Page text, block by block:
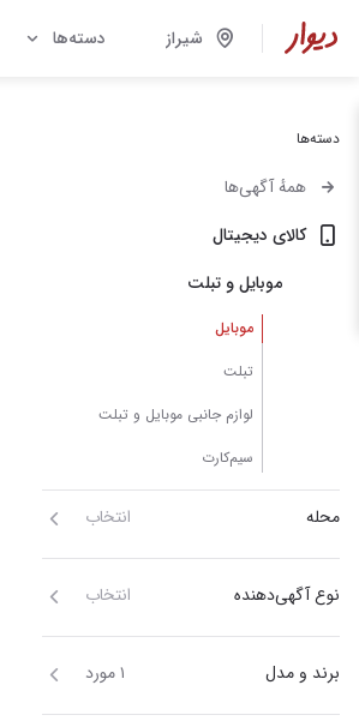
شیراز دسته‌ها
دسته‌ها
همهٔ آگهی‌ها
کالای دیجیتال
موبایل و تبلت
موبایل
تبلت
لوازم جانبی موبایل و تبلت
سیم‌کارت
محله انتخاب
نوع آگهی‌دهنده انتخاب
برند و مدل ۱ مورد